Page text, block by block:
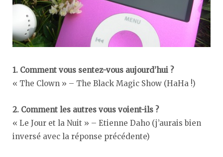
1. Comment vous sentez-vous aujourd’hui ?
« The Clown » – The Black Magic Show (HaHa !)
2. Comment les autres vous voient-ils ?
« Le Jour et la Nuit » – Etienne Daho (j’aurais bien
inversé avec la réponse précédente)